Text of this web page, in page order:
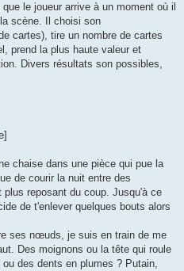
le joueur arrive à un moment où il
scène. Il choisi son
cartes), tire un nombre de cartes
prend la plus haute valeur et
Divers résultats son possibles,
chaise dans une pièce qui pue la
de courir la nuit entre des
reposant du coup. Jusqu'à ce
de t'enlever quelques bouts alors
ses nœuds, je suis en train de me
Des moignons ou la tête qui roule
des dents en plumes ? Putain,